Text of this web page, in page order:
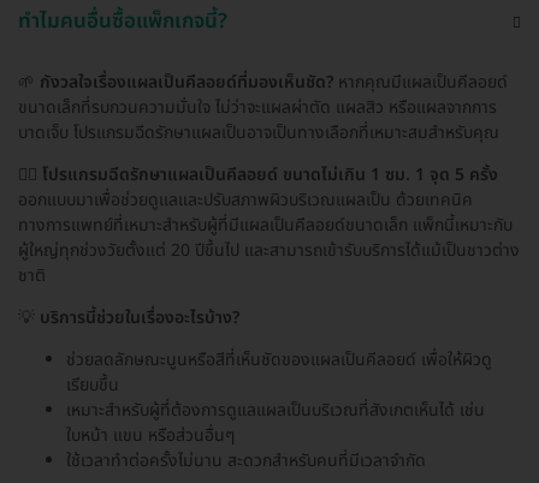
ทำไมคนอื่นซื้อแพ็กเกจนี้?
🌱 กังวลใจเรื่องแผลเป็นคีลอยด์ที่มองเห็นชัด? หากคุณมีแผลเป็นคีลอยด์
ขนาดเล็กที่รบกวนความมั่นใจ ไม่ว่าจะแผลผ่าตัด แผลสิว หรือแผลจากการ
บาดเจ็บ โปรแกรมฉีดรักษาแผลเป็นอาจเป็นทางเลือกที่เหมาะสมสำหรับคุณ
👩‍⚕️ โปรแกรมฉีดรักษาแผลเป็นคีลอยด์ ขนาดไม่เกิน 1 ซม. 1 จุด 5 ครั้ง
ออกแบบมาเพื่อช่วยดูแลและปรับสภาพผิวบริเวณแผลเป็น ด้วยเทคนิค
ทางการแพทย์ที่เหมาะสำหรับผู้ที่มีแผลเป็นคีลอยด์ขนาดเล็ก แพ็กนี้เหมาะกับ
ผู้ใหญ่ทุกช่วงวัยตั้งแต่ 20 ปีขึ้นไป และสามารถเข้ารับบริการได้แม้เป็นชาวต่าง
ชาติ
💡 บริการนี้ช่วยในเรื่องอะไรบ้าง?
ช่วยลดลักษณะนูนหรือสีที่เห็นชัดของแผลเป็นคีลอยด์ เพื่อให้ผิวดู
เรียบขึ้น
เหมาะสำหรับผู้ที่ต้องการดูแลแผลเป็นบริเวณที่สังเกตเห็นได้ เช่น
ใบหน้า แขน หรือส่วนอื่นๆ
ใช้เวลาทำต่อครั้งไม่นาน สะดวกสำหรับคนที่มีเวลาจำกัด